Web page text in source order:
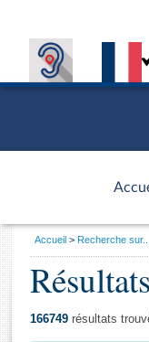
Général
Vous
Accueil Recherche sur...
166749 résultats